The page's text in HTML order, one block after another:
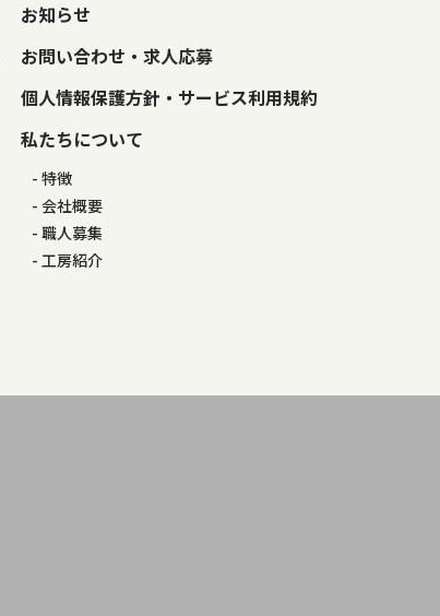
お知らせ
お問い合わせ・求人応募
個人情報保護方針・サービス利用規約
私たちについて
特徴
会社概要
職人募集
工房紹介